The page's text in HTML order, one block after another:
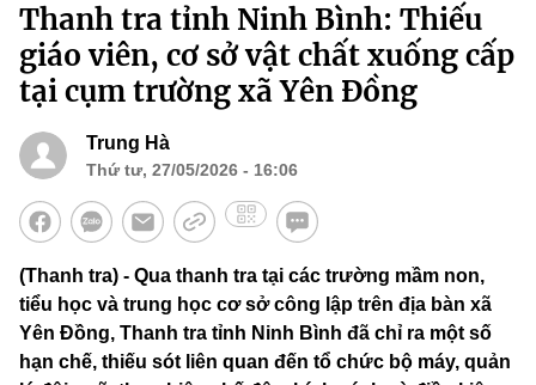
Thanh tra tỉnh Ninh Bình: Thiếu
giáo viên, cơ sở vật chất xuống cấp
tại cụm trường xã Yên Đồng
Trung Hà
Thứ tư, 27/05/2026 - 16:06
(Thanh tra) - Qua thanh tra tại các trường mầm non,
tiểu học và trung học cơ sở công lập trên địa bàn xã
Yên Đồng, Thanh tra tỉnh Ninh Bình đã chỉ ra một số
hạn chế, thiếu sót liên quan đến tổ chức bộ máy, quản